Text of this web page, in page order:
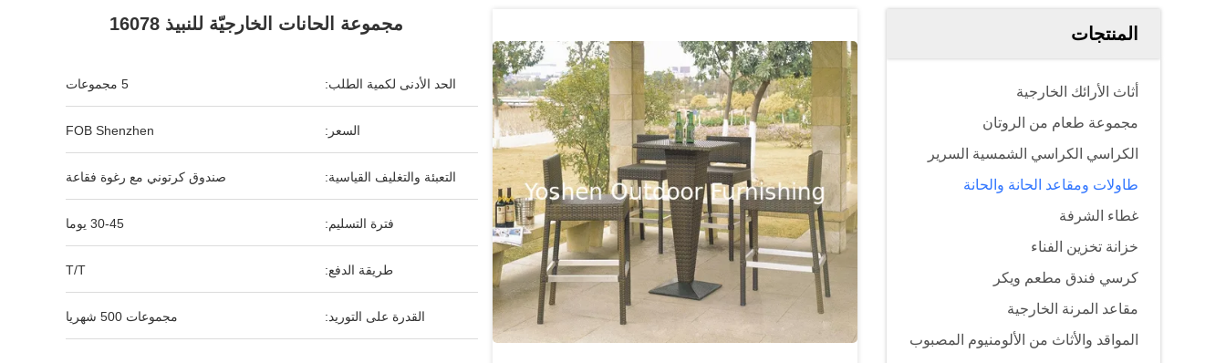
المنتجات
أثاث الأرائك الخارجية
مجموعة طعام من الروتان
الكراسي الكراسي الشمسية السرير
طاولات ومقاعد الحانة والحانة
غطاء الشرفة
خزانة تخزين الفناء
كرسي فندق مطعم ويكر
مقاعد المرنة الخارجية
المواقد والأثاث من الألومنيوم المصبوب
مجموعة الحانات الخارجيّة للنبيذ 16078
الحد الأدنى لكمية الطلب: 5 مجموعات
السعر: FOB Shenzhen
التعبئة والتغليف القياسية: صندوق كرتوني مع رغوة فقاعة
فترة التسليم: 30-45 يوما
طريقة الدفع: T/T
القدرة على التوريد: مجموعات 500 شهريا